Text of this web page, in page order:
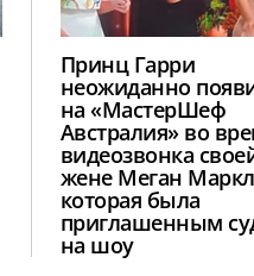
Принц Гарри
неожиданно
на «МастерШеф
Австралия» во
видеозвонка
жене Меган
которая была
приглашенным
на шоу